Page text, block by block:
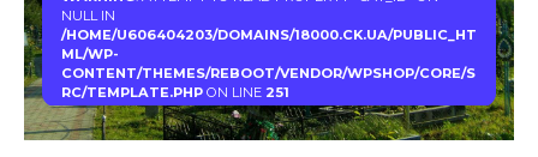
NULL IN
/HOME/U606404203/DOMAINS/18000.CK.UA/PUBLIC_HT
ML/WP-
CONTENT/THEMES/REBOOT/VENDOR/WPSHOP/CORE/S
RC/TEMPLATE.PHPON LINE 251